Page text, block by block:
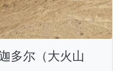
多尔（大火山